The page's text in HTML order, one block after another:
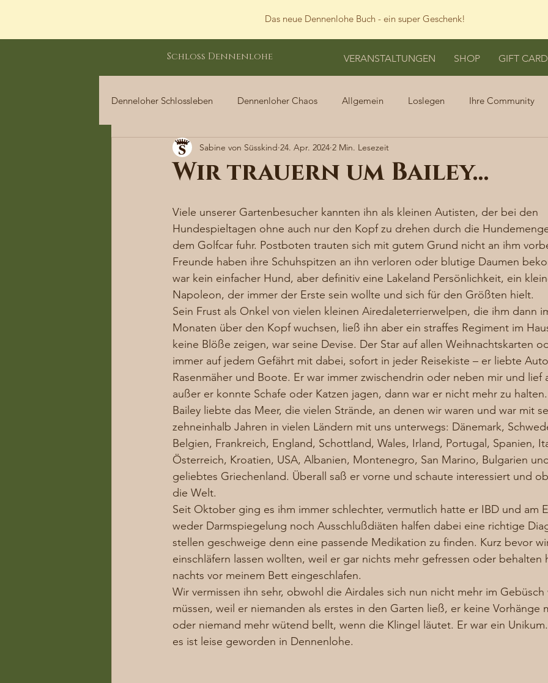
Das neue Dennenlohe Buch - ein super Geschenk!
Schloss Dennenlohe VERANSTALTUNGEN SHOP GIFT CARD
Denneloher Schlossleben Dennenloher Chaos Allgemein Loslegen Ihre Community
Dennenloher Schlossleben
Wir trauern um Bailey…
Sabine von Süsskind 24. Apr. 2024 2 Min. Lesezeit
Viele unserer Gartenbesucher kannten ihn als kleinen Autisten, der bei den
Hundespieltagen ohne auch nur den Kopf zu drehen durch die
dem Golfcar fuhr. Postboten trauten sich mit gutem Grund nicht an ihm
Freunde haben ihre Schuhspitzen an ihn verloren oder blutige Daumen
war kein einfacher Hund, aber definitiv eine Lakeland Persönlichkeit, ein
Napoleon, der immer der Erste sein wollte und sich für den Größten hielt.
Sein Frust als Onkel von vielen kleinen Airedaleterrierwelpen, die ihm dann
Monaten über den Kopf wuchsen, ließ ihn aber ein straffes Regiment im
keine Blöße zeigen, war seine Devise. Der Star auf allen Weihnachtskarten
immer auf jedem Gefährt mit dabei, sofort in jeder Reisekiste – er liebte
Rasenmäher und Boote. Er war immer zwischendrin oder neben mir und lief
außer er konnte Schafe oder Katzen jagen, dann war er nicht mehr zu halten.
Bailey liebte das Meer, die vielen Strände, an denen wir waren und war mit
zehneinhalb Jahren in vielen Ländern mit uns unterwegs: Dänemark,
Belgien, Frankreich, England, Schottland, Wales, Irland, Portugal, Spanien,
Österreich, Kroatien, USA, Albanien, Montenegro, San Marino, Bulgarien
geliebtes Griechenland. Überall saß er vorne und schaute interessiert und
die Welt.
Seit Oktober ging es ihm immer schlechter, vermutlich hatte er IBD und am
weder Darmspiegelung noch Ausschlußdiäten halfen dabei eine richtige
stellen geschweige denn eine passende Medikation zu finden. Kurz bevor
einschläfern lassen wollten, weil er gar nichts mehr gefressen oder behalten
nachts vor meinem Bett eingeschlafen.
Wir vermissen ihn sehr, obwohl die Airdales sich nun nicht mehr im Gebüsch
müssen, weil er niemanden als erstes in den Garten ließ, er keine Vorhänge
oder niemand mehr wütend bellt, wenn die Klingel läutet. Er war ein
es ist leise geworden in Dennenlohe.